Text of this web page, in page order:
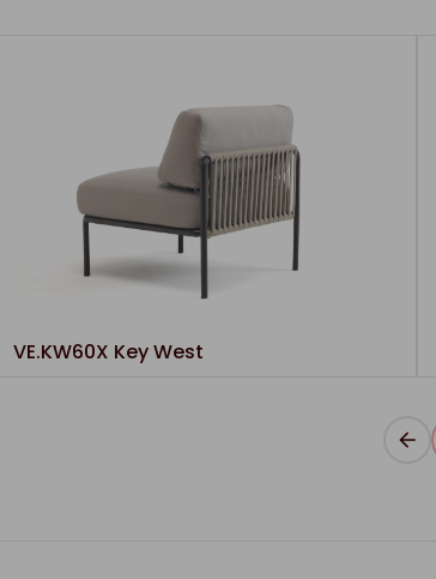
VE.KW60X Key West